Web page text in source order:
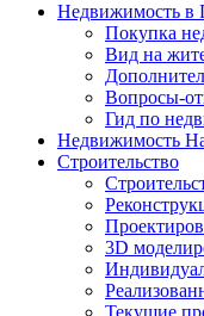
Недвижимость в
Покупка
Вид на
Вопросы-
Гид по
Недвижимость
Строительство
3D
Текущие